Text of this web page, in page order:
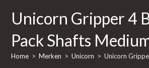
Unicorn Gripper 4
Pack Shafts
Home > Merken > Unicorn > Unicorn